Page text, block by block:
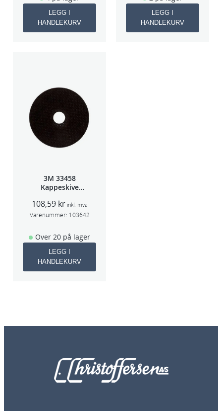
LEGG I
HANDLEKURV
LEGG I
HANDLEKURV
3M 33458
Kappeskive
5stk/pk pris/stk
108,59 kr inkl. mva
Varenummer: 103642
Over 20 på lager
LEGG I
HANDLEKURV